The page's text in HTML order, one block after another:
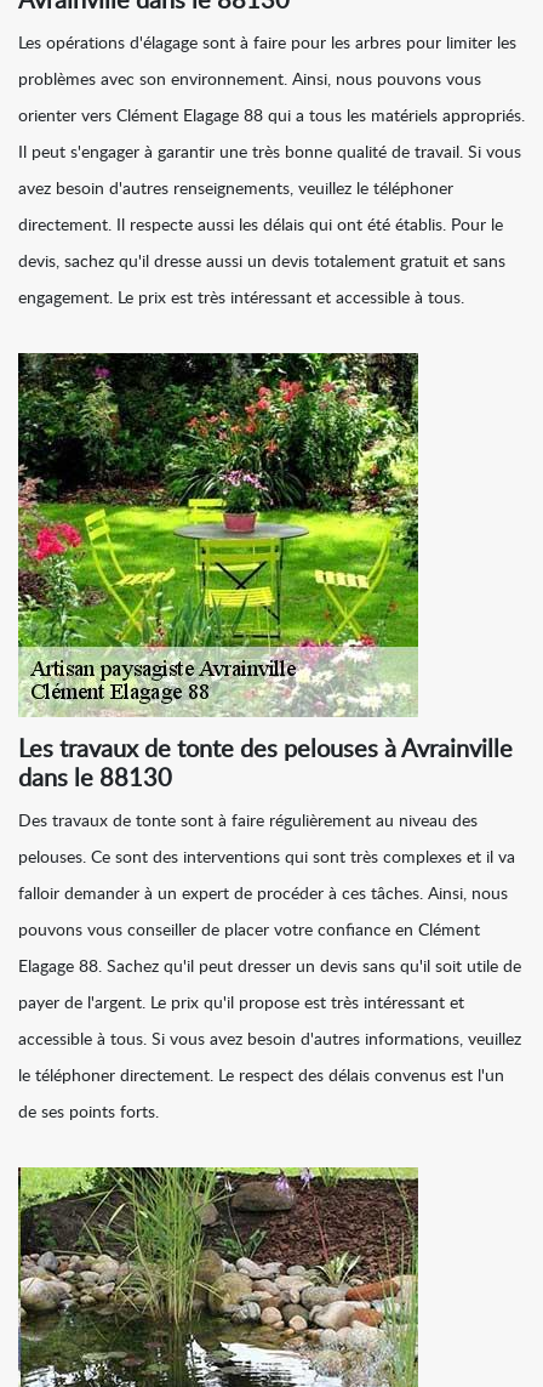
Les opérations d'élagage sont à faire pour les arbres pour limiter les
problèmes avec son environnement. Ainsi, nous pouvons vous
orienter vers Clément Elagage 88 qui a tous les matériels appropriés.
Il peut s'engager à garantir une très bonne qualité de travail. Si vous
avez besoin d'autres renseignements, veuillez le téléphoner
directement. Il respecte aussi les délais qui ont été établis. Pour le
devis, sachez qu'il dresse aussi un devis totalement gratuit et sans
engagement. Le prix est très intéressant et accessible à tous.
Les travaux de tonte des pelouses à Avrainville
dans le 88130
Des travaux de tonte sont à faire régulièrement au niveau des
pelouses. Ce sont des interventions qui sont très complexes et il va
falloir demander à un expert de procéder à ces tâches. Ainsi, nous
pouvons vous conseiller de placer votre confiance en Clément
Elagage 88. Sachez qu'il peut dresser un devis sans qu'il soit utile de
payer de l'argent. Le prix qu'il propose est très intéressant et
accessible à tous. Si vous avez besoin d'autres informations, veuillez
le téléphoner directement. Le respect des délais convenus est l'un
de ses points forts.